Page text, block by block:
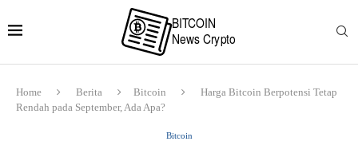
Home Berita Bitcoin
Harga Bitcoin Berpotensi Tetap
Rendah pada September, Ada Apa?
Bitcoin